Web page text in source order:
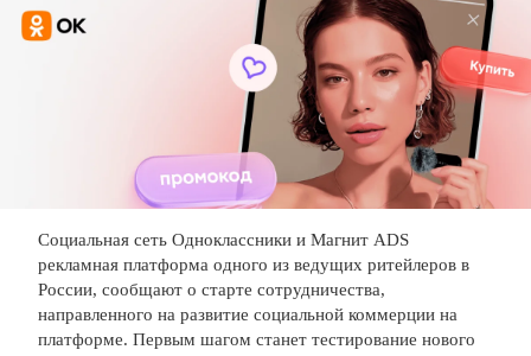
Социальная сеть Одноклассники и Магнит ADS
рекламная платформа одного из ведущих ритейлеров в
России, сообщают о старте сотрудничества,
направленного на развитие социальной коммерции на
платформе. Первым шагом станет тестирование нового